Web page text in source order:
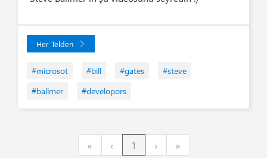
Her Telden
#microsot #bill #gates
#steve
#ballmer
#developors
«First ‹Previous
1 ›Next»Last